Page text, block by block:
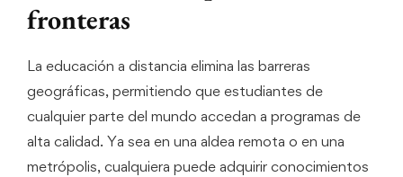
fronteras
La educación a distancia elimina las barreras
geográficas, permitiendo que estudiantes de
cualquier parte del mundo accedan a programas de
alta calidad. Ya sea en una aldea remota o en una
metrópolis, cualquiera puede adquirir conocimientos